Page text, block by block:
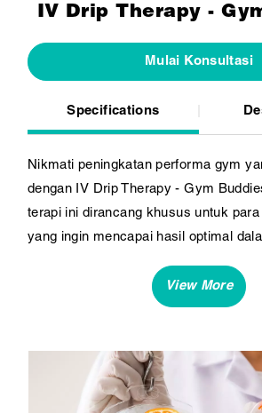
IV Drip Therapy -
Mulai Konsultasi
Specifications
Nikmati peningkatan performa gym
dengan IV Drip Therapy - Gym
terapi ini dirancang khusus untuk
yang ingin mencapai hasil optimal
mengoptimalkan pemulihan otot,
energi, IV Drip Gym Buddies dari DVX